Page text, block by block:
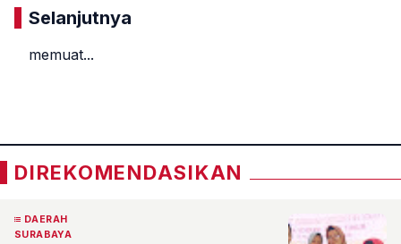
Selanjutnya
memuat...
DIREKOMENDASIKAN
DAERAH
SURABAYA